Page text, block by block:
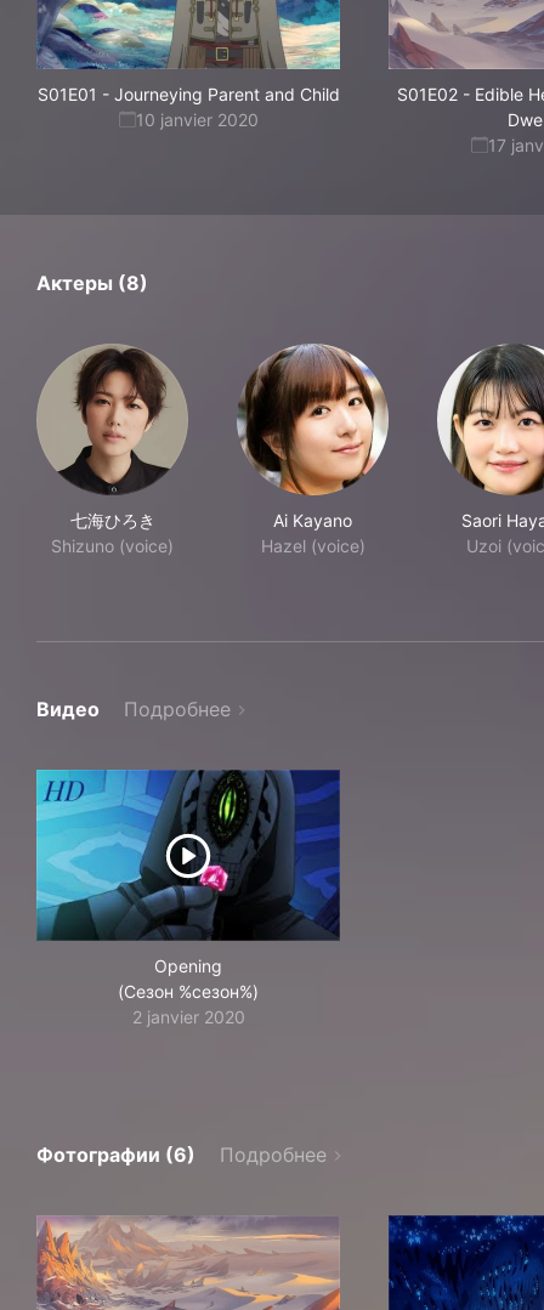
S01E01 - Journeying Parent and Child
10 janvier 2020
S01E02- Edible
17
Актеры (8)
七海ひろき
Shizuno (voice)
Ai Kayano
Hazel (voice)
Saori
Uzoi
Видео Подробнее
Opening
(Сезон %сезон%)
2 janvier 2020
Фотографии (6) Подробнее